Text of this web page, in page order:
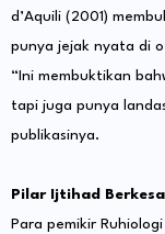
d’Aquili (2001)
punya jejak nyata di
“Ini membuktikan
tapi juga punya
publikasinya.
Pilar Ijtihad
Para pemikir